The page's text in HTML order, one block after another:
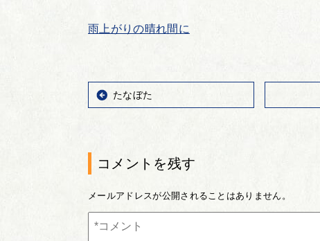
雨上がりの晴れ間に
たなぼた
コメントを残す
メールアドレスが公開されることはありません。